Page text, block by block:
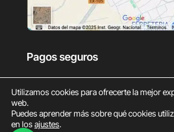
Pagos seguros
Utilizamos cookies para ofrecerte la mejor
web.
Puedes aprender más sobre qué cookies
en losajustes.